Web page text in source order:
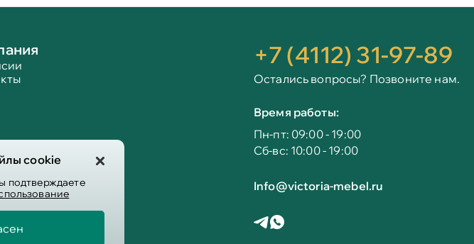
cookie
подтверждаете
+7 (4112) 31-97-89
Остались вопросы? Позвоните нам.
Время работы:
Пн-пт: 09:00 - 19:00
Сб-вс: 10:00 - 19:00
Info@victoria-mebel.ru